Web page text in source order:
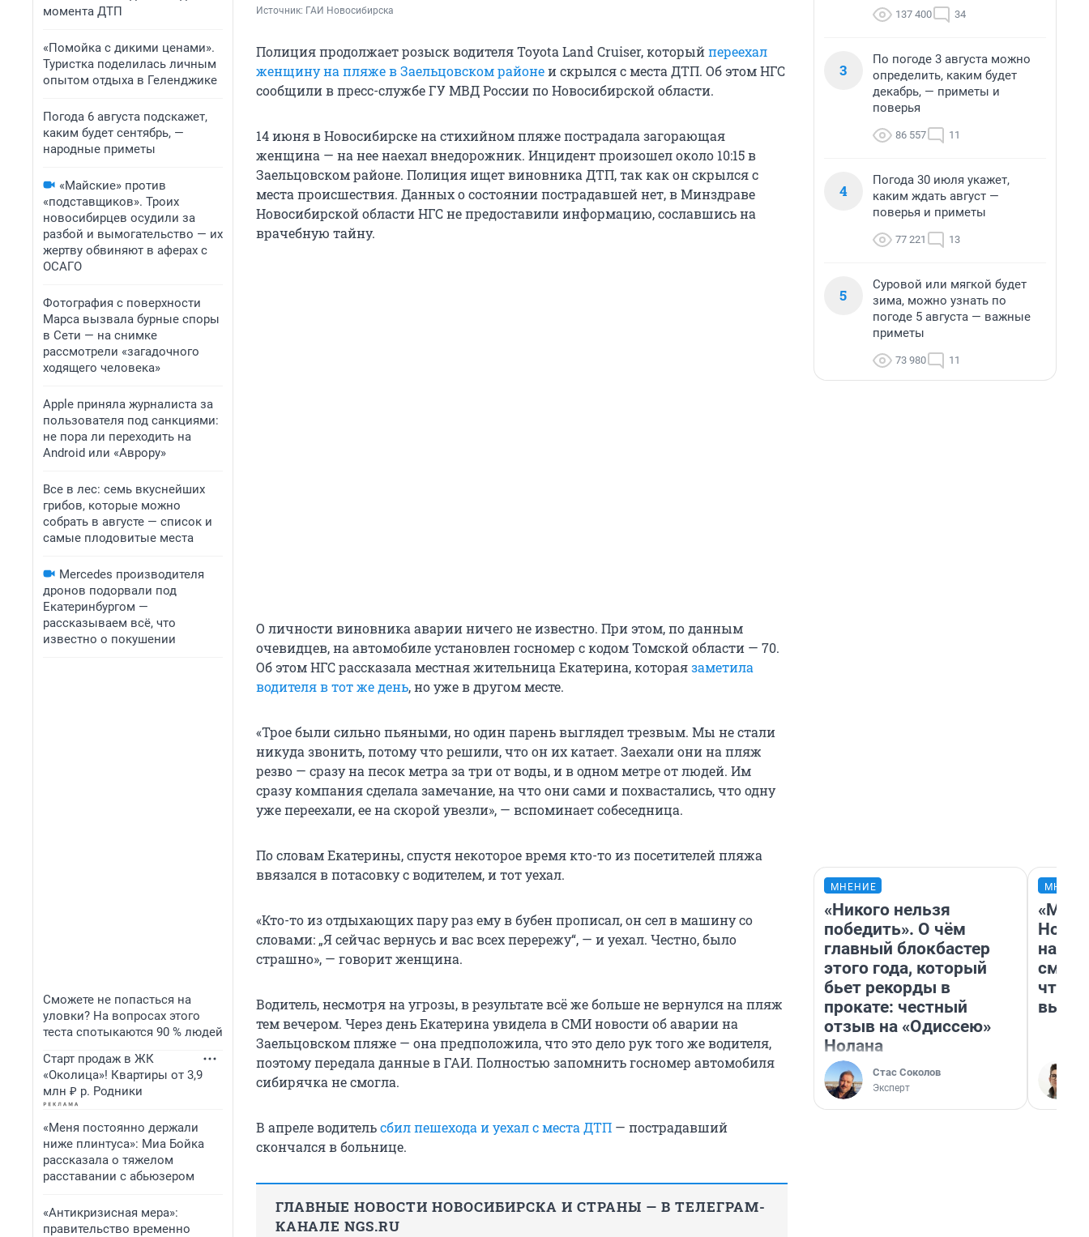
момента ДТП
«Помойка с дикими ценами».
Туристка поделилась личным
опытом отдыха в Геленджике
Погода 6 августа подскажет,
каким будет сентябрь, —
народные приметы
«Майские» против
«подставщиков». Троих
новосибирцев осудили за
разбой и вымогательство — их
жертву обвиняют в аферах с
ОСАГО
Фотография с поверхности
Марса вызвала бурные споры
в Сети — на снимке
рассмотрели «загадочного
ходящего человека»
Apple приняла журналиста за
пользователя под санкциями:
не пора ли переходить на
Android или «Аврору»
Все в лес: семь вкуснейших
грибов, которые можно
собрать в августе — список и
самые плодовитые места
Mercedes производителя
дронов подорвали под
Екатеринбургом —
рассказываем всё, что
известно о покушении
Сможете не попасться на
уловки? На вопросах этого
теста спотыкаются 90 % людей
Старт продаж в ЖК
«Околица»! Квартиры от 3,9
млн ₽ р. Родники
«Меня постоянно держали
ниже плинтуса»: Миа Бойка
рассказала о тяжелом
расставании с абьюзером
«Антикризисная мера»:
правительство временно
Источник: ГАИ Новосибирска
Полиция продолжает розыск водителя Toyota Land Cruiser, которыйпереехал
женщину на пляже в Заельцовском районеи скрылся с места ДТП. Об этом НГС
сообщили в пресс-службе ГУ МВД России по Новосибирской области.
14 июня в Новосибирске на стихийном пляже пострадала загорающая
женщина — на нее наехал внедорожник. Инцидент произошел около 10:15 в
Заельцовском районе. Полиция ищет виновника ДТП, так как он скрылся с
места происшествия. Данных о состоянии пострадавшей нет, в Минздраве
Новосибирской области НГС не предоставили информацию, сославшись на
врачебную тайну.
О личности виновника аварии ничего не известно. При этом, по данным
очевидцев, на автомобиле установлен госномер с кодом Томской области — 70.
Об этом НГС рассказала местная жительница Екатерина, котораязаметила
водителя в тот же день, но уже в другом месте.
«Трое были сильно пьяными, но один парень выглядел трезвым. Мы не стали
никуда звонить, потому что решили, что он их катает. Заехали они на пляж
резво — сразу на песок метра за три от воды, и в одном метре от людей. Им
сразу компания сделала замечание, на что они сами и похвастались, что одну
уже переехали, ее на скорой увезли», — вспоминает собеседница.
По словам Екатерины, спустя некоторое время кто-то из посетителей пляжа
ввязался в потасовку с водителем, и тот уехал.
«Кто-то из отдыхающих пару раз ему в бубен прописал, он сел в машину со
словами: „Я сейчас вернусь и вас всех перережу“, — и уехал. Честно, было
страшно», — говорит женщина.
Водитель, несмотря на угрозы, в результате всё же больше не вернулся на пляж
тем вечером. Через день Екатерина увидела в СМИ новости об аварии на
Заельцовском пляже — она предположила, что это дело рук того же водителя,
поэтому передала данные в ГАИ. Полностью запомнить госномер автомобиля
сибирячка не смогла.
В апреле водительсбил пешехода и уехал с места ДТП — пострадавший
скончался в больнице.
ГЛАВНЫЕ НОВОСТИ НОВОСИБИРСКА И СТРАНЫ — В ТЕЛЕГРАМ-
КАНАЛЕ NGS.RU
137 400 34
3
По погоде 3 августа можно
определить, каким будет
декабрь, — приметы и
поверья
86 557 11
4
Погода 30 июля укажет,
каким ждать август —
поверья и приметы
77 221 13
5
Суровой или мягкой будет
зима, можно узнать по
погоде 5 августа — важные
приметы
73 980 11
МНЕНИЕ
«Никого нельзя
победить». О чём
главный блокбастер
этого года, который
бьет рекорды в
прокате: честный
отзыв на «Одиссею»
Нолана
Стас Соколов
Эксперт
«Мы